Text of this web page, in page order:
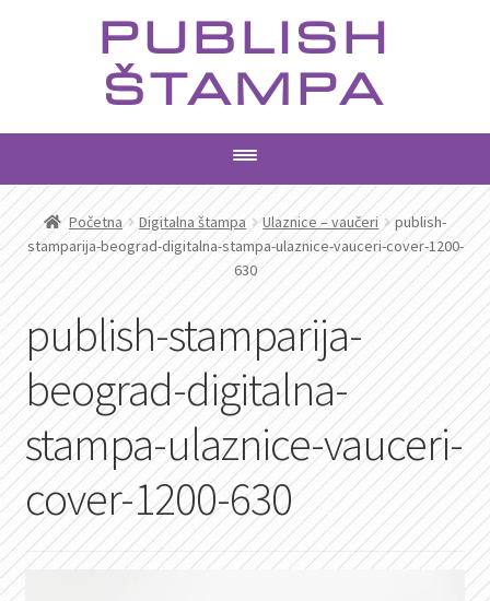
PUBLISH
ŠTAMPA
PROIZVODI
USLUGE
AKTUELNO
KONTAKT
PRETRAGA
Početna Digitalna štampa Ulaznice – vaučeri
publish-
stamparija-beograd-digitalna-stampa-ulaznice-vauceri-cover-1200-
630
publish-stamparija-
beograd-digitalna-
stampa-ulaznice-vauceri-
cover-1200-630